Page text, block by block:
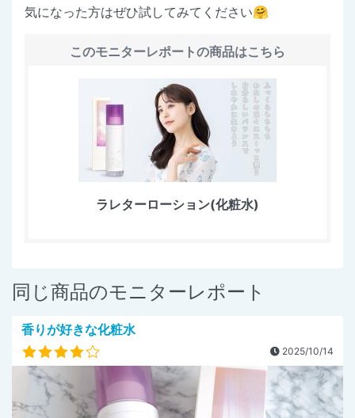
気になった方はぜひ試してみてください🤗
このモニターレポートの商品はこちら
ラレターローション(化粧水)
同じ商品のモニターレポート
香りが好きな化粧水
2025/10/14